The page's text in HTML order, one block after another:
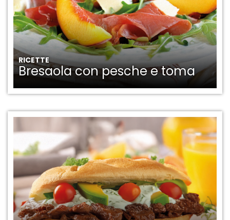
RICETTE
Bresaola con pesche e toma